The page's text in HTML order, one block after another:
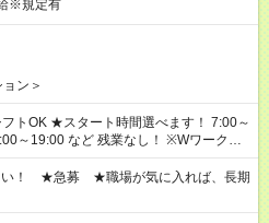
※規定有
ン＞
ます！ 7:00～
など 残業なし！ ※Wワークの
せ週40時間超の就業はご案内できませ
時間以上勤務は社会保険への加入対象
法（日雇い派遣の原則禁止）により、
ご案内が難しい場合があります
い！ ★急募 ★職場が気に入れば、長期